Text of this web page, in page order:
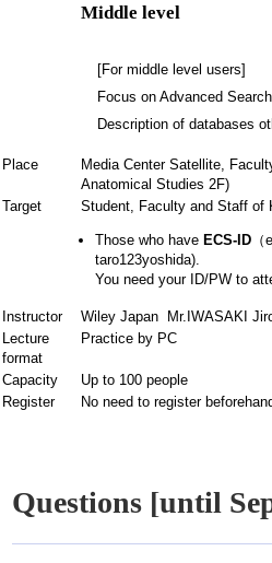
Middle level
[For middle level users]
Focus on Advanced
Description of databases
Place
Media Center Satellite,
Anatomical Studies 2F)
Target
Student, Faculty and Staff of
Those who have ECS-ID
taro123yoshida).
You need your ID/PW to
Instructor
Wiley Japan Mr.IWASAKI
Lecture
format
Practice by PC
Capacity
Up to 100 people
Register
No need to register
Questions [until